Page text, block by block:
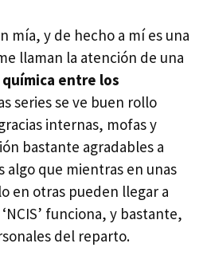
mía, y de hecho a mí es una
llaman la atención de una
entre los
series se ve buen rollo
internas, mofas y
bastante agradables a
algo que mientras en unas
en otras pueden llegar a
funciona, y bastante,
del reparto.